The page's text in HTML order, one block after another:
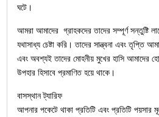
ঘটে।
আমরা আমাদের গ্রাহকদের তাদের সম্পূর্ণ সন্তুষ্টি
যথাসাধ্য চেষ্টা করি। তাদের সান্ত্বনা এবং তৃপ্তি
এবং অবশ্যই তাদের মোহনীয় মুখের হাসি আমাদের
উপহার হিসাবে প্রমাণিত হয়ে থাকে।
বাসস্থান ট্যারিফ
আপনার পকেটে থাকা প্রতিটি এবং প্রতিটি পয়সার